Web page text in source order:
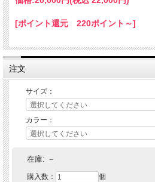
2023
裏起毛素材を使ったハーフジップ
シャツ。
EVISENらしいボックスシルエット
です。
フロントにはEロゴ刺繍とマチ付き
置。左袖にはラバーパッチをつけま
シンプルなスウェットよりもデザ
[ポイント還元 220ポイント～]
注文
サイズ：
カラー：
在庫: －
購入数： 個